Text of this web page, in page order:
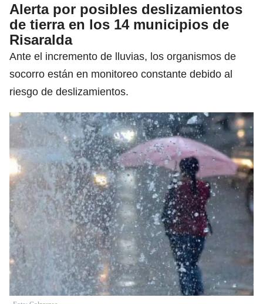
Alerta por posibles deslizamientos
de tierra en los 14 municipios de
Risaralda
Ante el incremento de lluvias, los organismos de
socorro están en monitoreo constante debido al
riesgo de deslizamientos.